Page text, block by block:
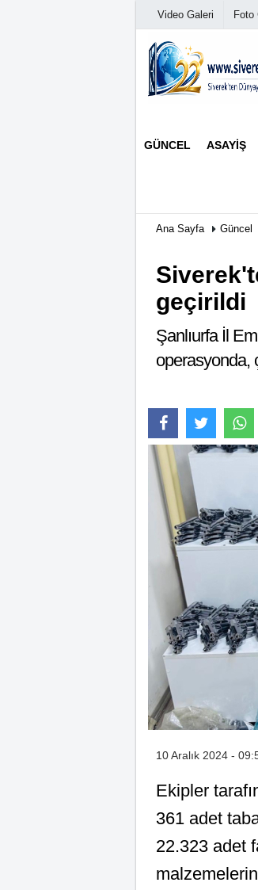
Video Galeri Foto
GÜNCEL ASAYIŞ
Haber Arşivi
Ana Sayfa Güncel
geçirildi
Şanlıurfa İl
operasyonda,
10 Aralık 2024 -
Ekipler
361 adet
22.323 adet